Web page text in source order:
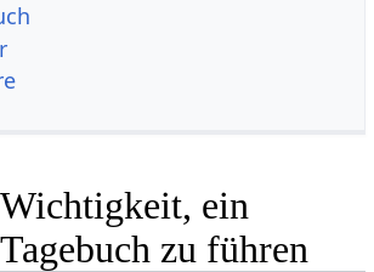
ein
zu führen